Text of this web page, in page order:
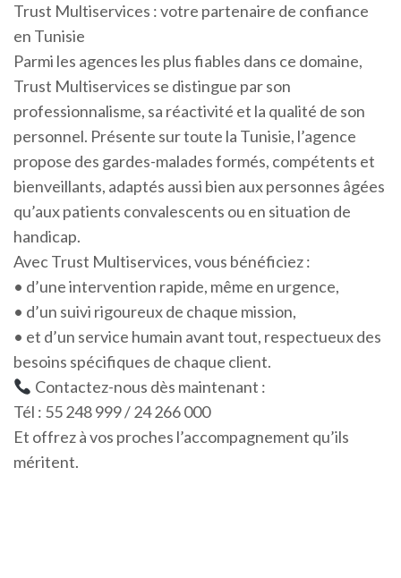
Trust Multiservices : votre partenaire de confiance
en Tunisie
Parmi les agences les plus fiables dans ce domaine,
Trust Multiservices se distingue par son
professionnalisme, sa réactivité et la qualité de son
personnel. Présente sur toute la Tunisie, l’agence
propose des gardes-malades formés, compétents et
bienveillants, adaptés aussi bien aux personnes âgées
qu’aux patients convalescents ou en situation de
handicap.
Avec Trust Multiservices, vous bénéficiez :
• d’une intervention rapide, même en urgence,
• d’un suivi rigoureux de chaque mission,
• et d’un service humain avant tout, respectueux des
besoins spécifiques de chaque client.
Contactez-nous dès maintenant :
Tél : 55 248 999 / 24 266 000
Et offrez à vos proches l’accompagnement qu’ils
méritent.